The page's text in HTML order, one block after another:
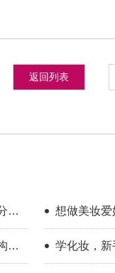
清
想做美妆爱
新手入门
教
学化妆，新
只看外表
返回列表